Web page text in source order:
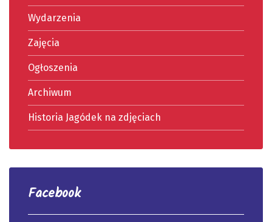
Wydarzenia
Zajęcia
Ogłoszenia
Archiwum
Historia Jagódek na zdjęciach
Facebook